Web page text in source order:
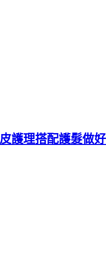
護理搭配護髮做